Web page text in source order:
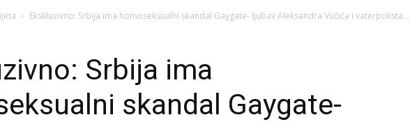
Ekskluzivno: Srbija ima homoseksualni skandal Gaygate- ljubav Aleksandra Vučića i vaterpolista...
Srbija ima
skandal Gaygate-